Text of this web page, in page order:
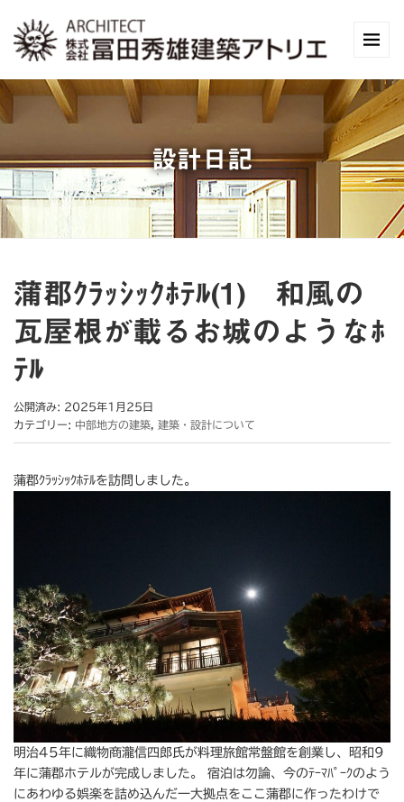
設計日記
蒲郡ｸﾗｯｼｯｸﾎﾃﾙ(1) 和風の
瓦屋根が載るお城のようなﾎ
ﾃﾙ
公開済み: 2025年1月25日
カテゴリー: 中部地方の建築 建築・設計について
蒲郡ｸﾗｯｼｯｸﾎﾃﾙを訪問しました。
明治45年に織物商瀧信四郎氏が料理旅館常盤館を創業し、昭和9
年に蒲郡ホテルが完成しました。 宿泊は勿論、今のﾃｰﾏﾊﾟｰｸのよう
にあわゆる娯楽を詰め込んだ一大拠点をここ蒲郡に作ったわけで